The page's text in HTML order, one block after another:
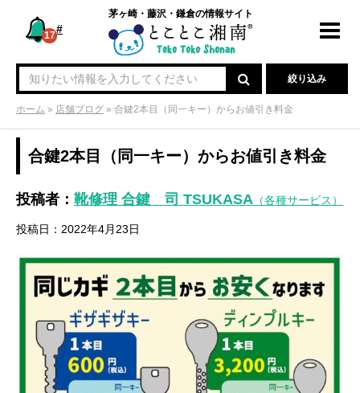
#
17
茅ヶ崎・藤沢・鎌倉の情報サイト
絞り込み
ホーム » 店舗ブログ » 合鍵2本目（同一キー）からお値引き料金
合鍵2本目（同一キー）からお値引き料金
投稿者： 靴修理 合鍵 司 TSUKASA （各種サービス）
投稿日：2022年4月23日